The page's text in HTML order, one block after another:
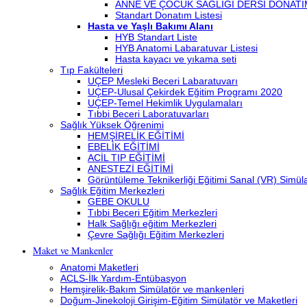
ANNE VE ÇOCUK SAĞLIĞI DERSİ
Standart Donatım Listesi
Hasta ve Yaşlı Bakımı Alanı
HYB Standart Liste
HYB Anatomi Labaratuvar Listesi
Hasta kayacı ve yıkama seti
Tıp Fakülteleri
UÇEP Mesleki Beceri Labaratuvarı
UÇEP-Ulusal Çekirdek Eğitim Programı 2020
UÇEP-Temel Hekimlik Uygulamaları
Tıbbi Beceri Laboratuvarları
Sağlık Yüksek Öğrenimi
HEMŞİRELİK EĞİTİMİ
EBELİK EĞİTİMİ
ACİL TIP EĞİTİMİ
ANESTEZİ EĞİTİMİ
Görüntüleme Teknikerliği Eğitimi Sanal (VR)
Sağlık Eğitim Merkezleri
GEBE OKULU
Tıbbi Beceri Eğitim Merkezleri
Halk Sağlığı eğitim Merkezleri
Çevre Sağlığı Eğitim Merkezleri
Maket ve Mankenler
Anatomi Maketleri
ACLS-İlk Yardım-Entübasyon
Hemşirelik-Bakım Simülatör ve mankenleri
Doğum-Jinekoloji Girişim-Eğitim Simülatör ve Maketleri